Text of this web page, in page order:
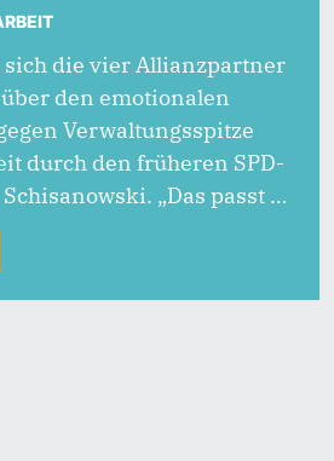
sich die vier Allianzpartner
den emotionalen
Verwaltungsspitze
durch den früheren SPD-
„Das passt …